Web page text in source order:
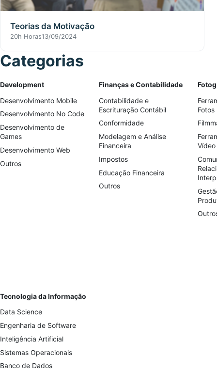
Teorias da Motivação
20h Horas13/09/2024
Categorias
Development
Desenvolvimento Mobile
Desenvolvimento No Code
Desenvolvimento de
Games
Desenvolvimento Web
Outros
Finanças e Contabilidade
Contabilidade e
Escrituração Contábil
Conformidade
Modelagem e Análise
Financeira
Impostos
Educação Financeira
Outros
Fotos
Vídeo
Tecnologia da Informação
Data Science
Engenharia de Software
Inteligência Artificial
Sistemas Operacionais
Banco de Dados